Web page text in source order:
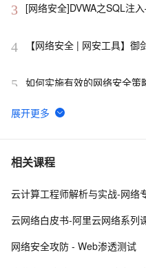
3 [网络安全]DVWA之SQL注
4
【网络安全 | 网安工具】
5 如何实施有效的网络安全策
6 网络安全产品之认识防非法
7 亮相国家网络安全宣传周，
8 深入理解SSL数字证书：定
相关课程
云计算工程师解析与实战-网络
云网络白皮书-阿里云网络系列
网络安全攻防 - Web渗透测试